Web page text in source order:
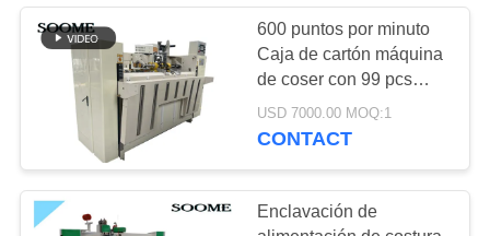
RECORRIDO
FÁBRICA
CONTROL
cadena de
producción de la
cartulina acanalada
600 puntos por minuto
Caja de cartón máquina
de coser con 99 pcs
clavos para coser
USD 7000.00 MOQ:1
CONTACT
Enclavación de